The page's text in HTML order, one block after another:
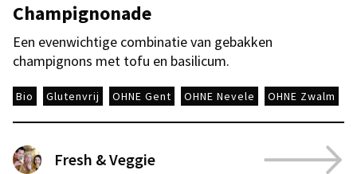
Champignonade
Een evenwichtige combinatie van gebakken
champignons met tofu en basilicum.
Bio Glutenvrij OHNE Gent OHNE Nevele OHNE Zwalm
Fresh & Veggie